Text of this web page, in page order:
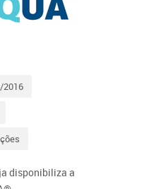
2016
disponibiliza a